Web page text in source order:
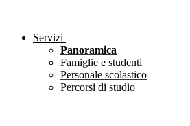
Servizi
Panoramica
Famiglie e studenti
Personale scolastico
Percorsi di studio